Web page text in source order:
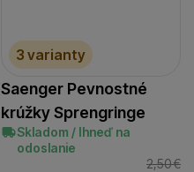
3 varianty
Saenger Pevnostné
krúžky Sprengringe
Skladom / Ihneď na
odoslanie
2,50€